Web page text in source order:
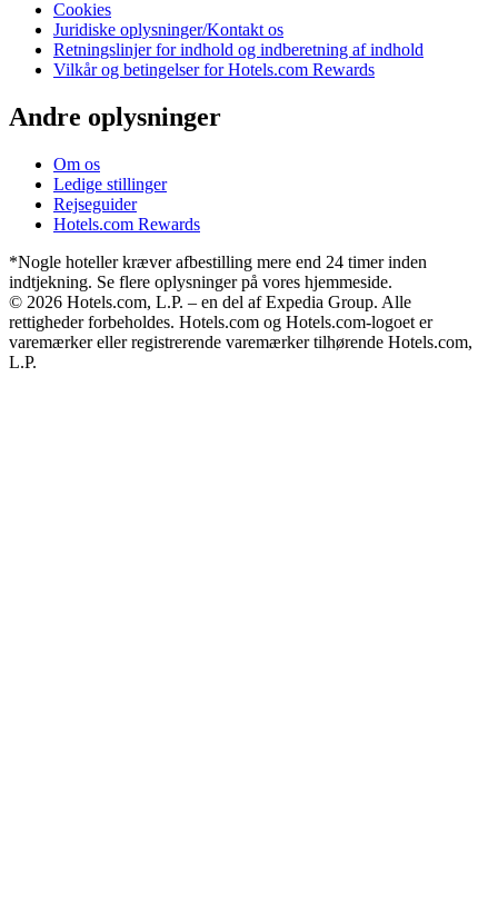
Cookies
Juridiske oplysninger/Kontakt os
Retningslinjer for indhold og indberetning af indhold
Vilkår og betingelser for Hotels.com Rewards
Andre oplysninger
Om os
Ledige stillinger
Rejseguider
Hotels.com Rewards
*Nogle hoteller kræver afbestilling mere end 24 timer inden
indtjekning. Se flere oplysninger på vores hjemmeside.
© 2026 Hotels.com, L.P. – en del af Expedia Group. Alle
rettigheder forbeholdes. Hotels.com og Hotels.com-logoet er
varemærker eller registrerende varemærker tilhørende Hotels.com,
L.P.